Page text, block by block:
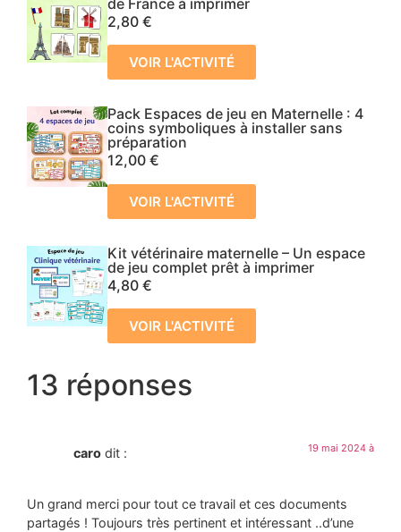
de France à imprimer
2,80 €
VOIR L'ACTIVITÉ
Pack Espaces de jeu en Maternelle : 4
coins symboliques à installer sans
préparation
12,00 €
VOIR L'ACTIVITÉ
Kit vétérinaire maternelle – Un espace
de jeu complet prêt à imprimer
4,80 €
VOIR L'ACTIVITÉ
13 réponses
caro dit : 19 mai 2024 à
Un grand merci pour tout ce travail et ces documents
partagés ! Toujours très pertinent et intéressant ..d’une